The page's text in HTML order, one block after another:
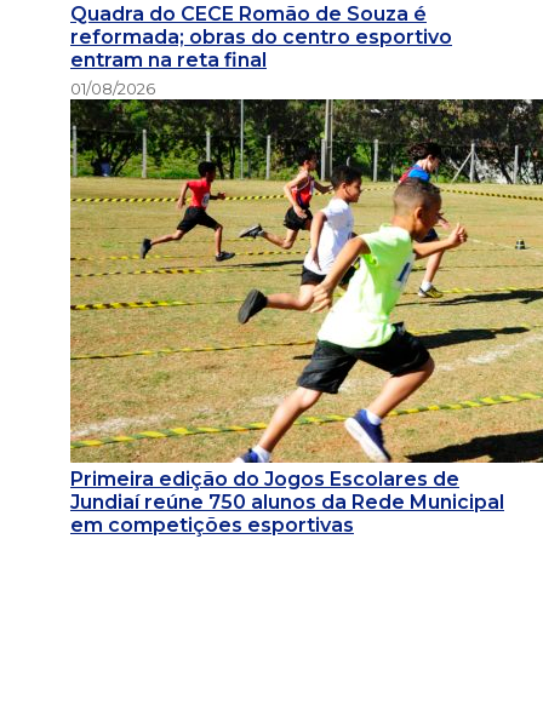
Quadra do CECE Romão de Souza é
reformada; obras do centro esportivo
entram na reta final
01/08/2026
Primeira edição do Jogos Escolares de
Jundiaí reúne 750 alunos da Rede Municipal
em competições esportivas